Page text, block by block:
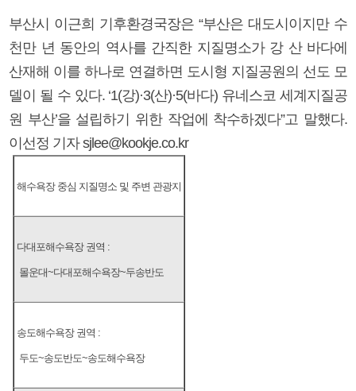
부산시 이근희 기후환경국장은 “부산은 대도시이지만 수
천만 년 동안의 역사를 간직한 지질명소가 강 산 바다에
산재해 이를 하나로 연결하면 도시형 지질공원의 선도 모
델이 될 수 있다. ‘1(강)·3(산)·5(바다) 유네스코 세계지질공
원 부산’을 설립하기 위한 작업에 착수하겠다”고 말했다.
이선정 기자 sjlee@kookje.co.kr
해수욕장 중심 지질명소 및 주변 관광지
다대포해수욕장 권역 :
몰운대~다대포해수욕장~두송반도
송도해수욕장 권역 :
두도~송도반도~송도해수욕장